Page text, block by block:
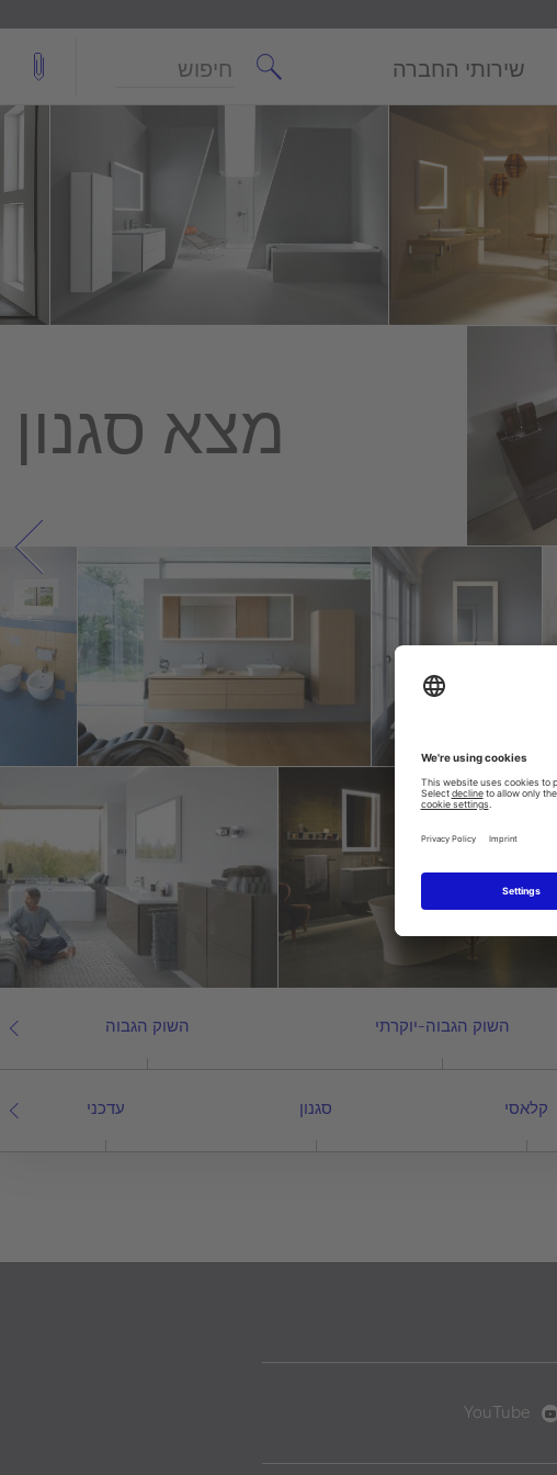
שירותי החברה
מצא
השוק הגבוה-יוקרתי השוק הגבוה
קלאסי סגנון עדכני
YouTube